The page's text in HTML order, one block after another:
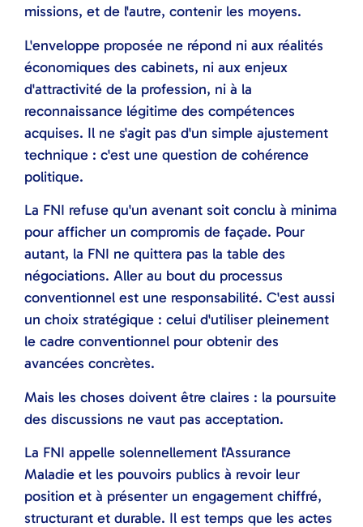
missions, et de l'autre, contenir les moyens.
L'enveloppe proposée ne répond ni aux réalités
économiques des cabinets, ni aux enjeux
d'attractivité de la profession, ni à la
reconnaissance légitime des compétences
acquises. Il ne s'agit pas d'un simple ajustement
technique : c'est une question de cohérence
politique.
La FNI refuse qu'un avenant soit conclu à minima
pour afficher un compromis de façade. Pour
autant, la FNI ne quittera pas la table des
négociations. Aller au bout du processus
conventionnel est une responsabilité. C'est aussi
un choix stratégique : celui d'utiliser pleinement
le cadre conventionnel pour obtenir des
avancées concrètes.
Mais les choses doivent être claires : la poursuite
des discussions ne vaut pas acceptation.
La FNI appelle solennellement l'Assurance
Maladie et les pouvoirs publics à revoir leur
position et à présenter un engagement chiffré,
structurant et durable. Il est temps que les actes